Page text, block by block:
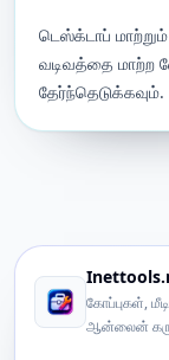
டெஸ்க்டாப்
வடிவத்தை மாற்ற
தேர்ந்தெடுக்கவும்.
கோப்புகள்,
ஆன்லைன்